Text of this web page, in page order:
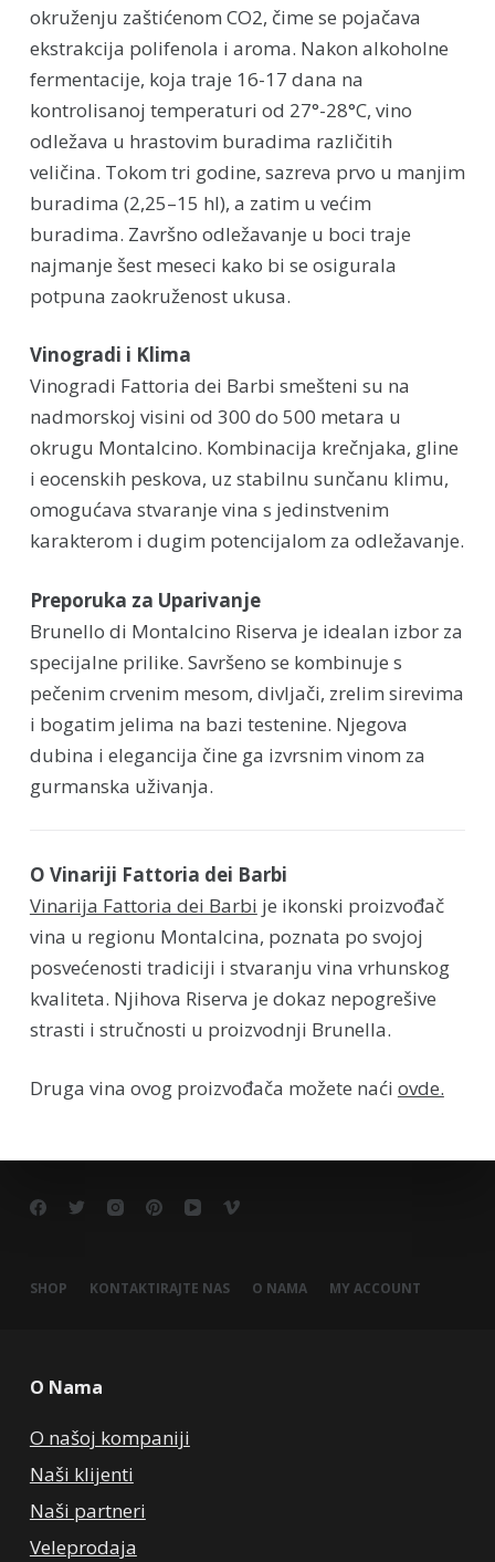
okruženju zaštićenom CO2, čime se pojačava
ekstrakcija polifenola i aroma. Nakon alkoholne
fermentacije, koja traje 16-17 dana na
kontrolisanoj temperaturi od 27°-28°C, vino
odležava u hrastovim buradima različitih
veličina. Tokom tri godine, sazreva prvo u manjim
buradima (2,25–15 hl), a zatim u većim
buradima. Završno odležavanje u boci traje
najmanje šest meseci kako bi se osigurala
potpuna zaokruženost ukusa.
Vinogradi i Klima
Vinogradi Fattoria dei Barbi smešteni su na
nadmorskoj visini od 300 do 500 metara u
okrugu Montalcino. Kombinacija krečnjaka, gline
i eocenskih peskova, uz stabilnu sunčanu klimu,
omogućava stvaranje vina s jedinstvenim
karakterom i dugim potencijalom za odležavanje.
Preporuka za Uparivanje
Brunello di Montalcino Riserva je idealan izbor za
specijalne prilike. Savršeno se kombinuje s
pečenim crvenim mesom, divljači, zrelim sirevima
i bogatim jelima na bazi testenine. Njegova
dubina i elegancija čine ga izvrsnim vinom za
gurmanska uživanja.
O Vinariji Fattoria dei Barbi
Vinarija Fattoria dei Barbi je ikonski proizvođač
vina u regionu Montalcina, poznata po svojoj
posvećenosti tradiciji i stvaranju vina vrhunskog
kvaliteta. Njihova Riserva je dokaz nepogrešive
strasti i stručnosti u proizvodnji Brunella.
Druga vina ovog proizvođača možete naći ovde.
SHOP KONTAKTIRAJTE NAS O NAMA MY ACCOUNT
O Nama
O našoj kompaniji
Naši klijenti
Naši partneri
Veleprodaja